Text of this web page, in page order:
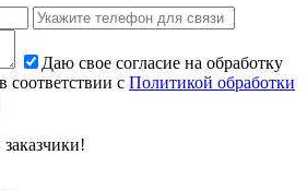
Даю свое согласие на обработку
соответствии с Политикой обработки